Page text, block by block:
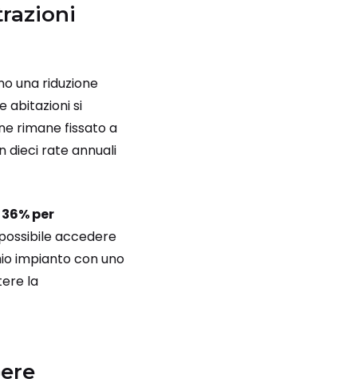
una riduzione
abitazioni si
rimane fissato a
dieci rate annuali
36% per
accedere
impianto con uno
la